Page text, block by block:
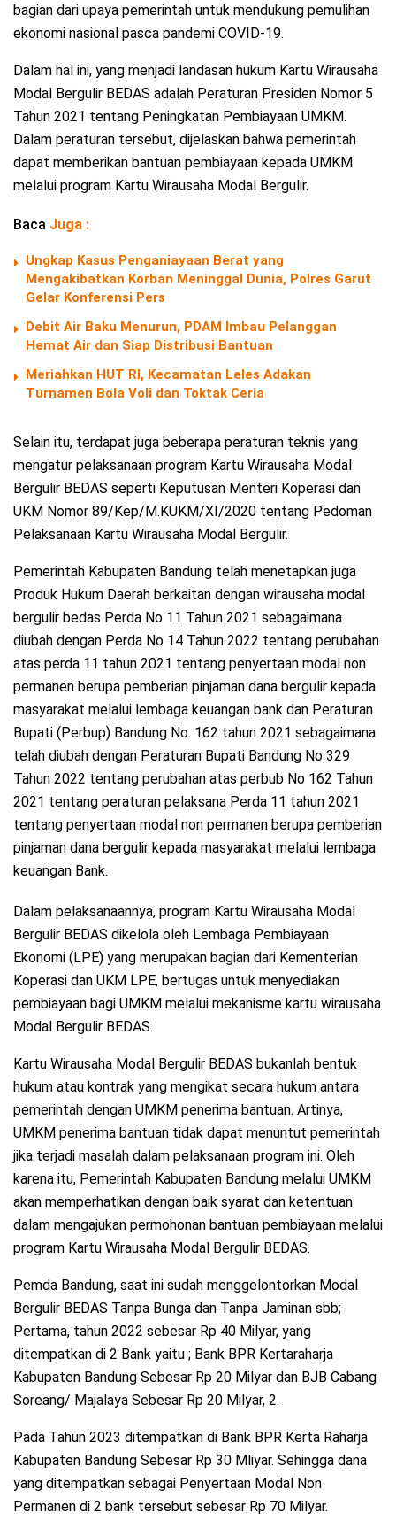
bagian dari upaya pemerintah untuk mendukung pemulihan
ekonomi nasional pasca pandemi COVID-19.
Dalam hal ini, yang menjadi landasan hukum Kartu Wirausaha
Modal Bergulir BEDAS adalah Peraturan Presiden Nomor 5
Tahun 2021 tentang Peningkatan Pembiayaan UMKM.
Dalam peraturan tersebut, dijelaskan bahwa pemerintah
dapat memberikan bantuan pembiayaan kepada UMKM
melalui program Kartu Wirausaha Modal Bergulir.
Baca Juga :
Ungkap Kasus Penganiayaan Berat yang
Mengakibatkan Korban Meninggal Dunia, Polres Garut
Gelar Konferensi Pers
Debit Air Baku Menurun, PDAM Imbau Pelanggan
Hemat Air dan Siap Distribusi Bantuan
Meriahkan HUT RI, Kecamatan Leles Adakan
Turnamen Bola Voli dan Toktak Ceria
Selain itu, terdapat juga beberapa peraturan teknis yang
mengatur pelaksanaan program Kartu Wirausaha Modal
Bergulir BEDAS seperti Keputusan Menteri Koperasi dan
UKM Nomor 89/Kep/M.KUKM/XI/2020 tentang Pedoman
Pelaksanaan Kartu Wirausaha Modal Bergulir.
Pemerintah Kabupaten Bandung telah menetapkan juga
Produk Hukum Daerah berkaitan dengan wirausaha modal
bergulir bedas Perda No 11 Tahun 2021 sebagaimana
diubah dengan Perda No 14 Tahun 2022 tentang perubahan
atas perda 11 tahun 2021 tentang penyertaan modal non
permanen berupa pemberian pinjaman dana bergulir kepada
masyarakat melalui lembaga keuangan bank dan Peraturan
Bupati (Perbup) Bandung No. 162 tahun 2021 sebagaimana
telah diubah dengan Peraturan Bupati Bandung No 329
Tahun 2022 tentang perubahan atas perbub No 162 Tahun
2021 tentang peraturan pelaksana Perda 11 tahun 2021
tentang penyertaan modal non permanen berupa pemberian
pinjaman dana bergulir kepada masyarakat melalui lembaga
keuangan Bank.
Dalam pelaksanaannya, program Kartu Wirausaha Modal
Bergulir BEDAS dikelola oleh Lembaga Pembiayaan
Ekonomi (LPE) yang merupakan bagian dari Kementerian
Koperasi dan UKM LPE, bertugas untuk menyediakan
pembiayaan bagi UMKM melalui mekanisme kartu wirausaha
Modal Bergulir BEDAS.
Kartu Wirausaha Modal Bergulir BEDAS bukanlah bentuk
hukum atau kontrak yang mengikat secara hukum antara
pemerintah dengan UMKM penerima bantuan. Artinya,
UMKM penerima bantuan tidak dapat menuntut pemerintah
jika terjadi masalah dalam pelaksanaan program ini. Oleh
karena itu, Pemerintah Kabupaten Bandung melalui UMKM
akan memperhatikan dengan baik syarat dan ketentuan
dalam mengajukan permohonan bantuan pembiayaan melalui
program Kartu Wirausaha Modal Bergulir BEDAS.
Pemda Bandung, saat ini sudah menggelontorkan Modal
Bergulir BEDAS Tanpa Bunga dan Tanpa Jaminan sbb;
Pertama, tahun 2022 sebesar Rp 40 Milyar, yang
ditempatkan di 2 Bank yaitu ; Bank BPR Kertaraharja
Kabupaten Bandung Sebesar Rp 20 Milyar dan BJB Cabang
Soreang/ Majalaya Sebesar Rp 20 Milyar, 2.
Pada Tahun 2023 ditempatkan di Bank BPR Kerta Raharja
Kabupaten Bandung Sebesar Rp 30 Mliyar. Sehingga dana
yang ditempatkan sebagai Penyertaan Modal Non
Permanen di 2 bank tersebut sebesar Rp 70 Milyar.